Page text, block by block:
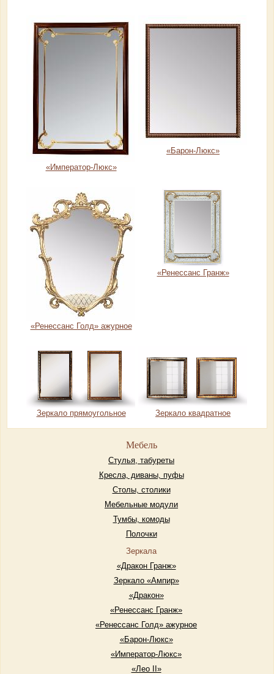
«Император-Люкс»
«Барон-Люкс»
«Ренессанс Голд» ажурное
«Ренессанс Гранж»
Зеркало прямоугольное Зеркало квадратное
Мебель
Стулья, табуреты
Кресла, диваны, пуфы
Столы, столики
Мебельные модули
Тумбы, комоды
Полочки
Зеркала
«Дракон Гранж»
Зеркало «Ампир»
«Дракон»
«Ренессанс Гранж»
«Ренессанс Голд» ажурное
«Барон-Люкс»
«Император-Люкс»
«Лео II»